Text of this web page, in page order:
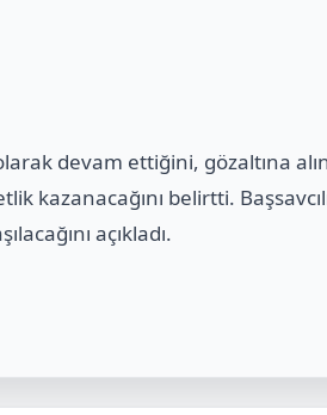
devam ettiğini, gözaltına
kazanacağını belirtti.
açıkladı.